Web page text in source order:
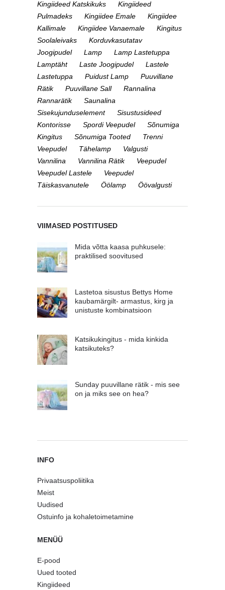
Kingiideed Katskikuks
Kingiideed
Pulmadeks
Kingiidee Emale
Kingiidee
Kallimale
Kingiidee Vanaemale
Kingitus
Soolaleivaks
Korduvkasutatav
Joogipudel
Lamp
Lamp Lastetuppa
Lamptäht
Laste Joogipudel
Lastele
Lastetuppa
Puidust Lamp
Puuvillane
Rätik
Puuvillane Sall
Rannalina
Rannarätik
Saunalina
Sisekujunduselement
Sisustusideed
Kontorisse
Spordi Veepudel
Sõnumiga
Kingitus
Sõnumiga Tooted
Trenni
Veepudel
Tähelamp
Valgusti
Vannilina
Vannilina Rätik
Veepudel
Veepudel Lastele
Veepudel
Täiskasvanutele
Öölamp Öövalgusti
VIIMASED POSTITUSED
Mida võtta kaasa puhkusele:
praktilised soovitused
Lastetoa sisustus Bettys Home
kaubamärgilt- armastus, kirg ja
unistuste kombinatsioon
Katsikukingitus - mida kinkida
katsikuteks?
Sunday puuvillane rätik - mis see
on ja miks see on hea?
INFO
Privaatsuspoliitika
Meist
Uudised
Ostuinfo ja kohaletoimetamine
MENÜÜ
E-pood
Uued tooted
Kingiideed